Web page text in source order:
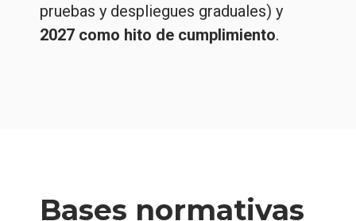
pruebas y despliegues graduales) y
2027 como hito de cumplimiento.
Bases normativas